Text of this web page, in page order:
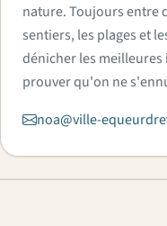
nature. Toujours entre
sentiers, les plages et
dénicher les meilleures
prouver qu'on ne
noa@ville-